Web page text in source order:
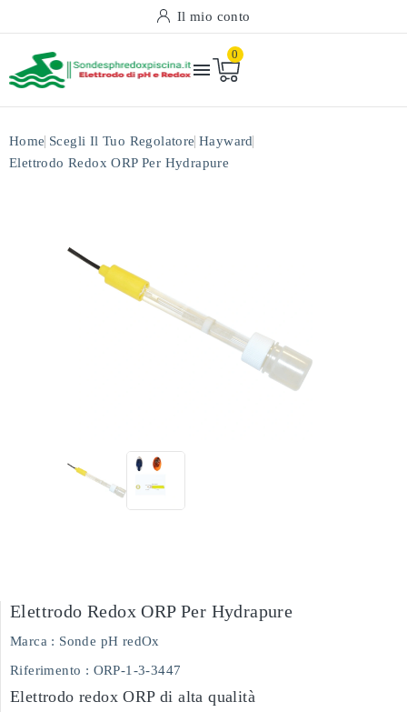
Il mio conto

0
Home Scegli Il Tuo Regolatore Hayward
Elettrodo Redox ORP Per Hydrapure
Elettrodo Redox ORP Per Hydrapure
Marca : Sonde pH redOx
Riferimento : ORP-1-3-3447
Elettrodo redox ORP di alta qualità